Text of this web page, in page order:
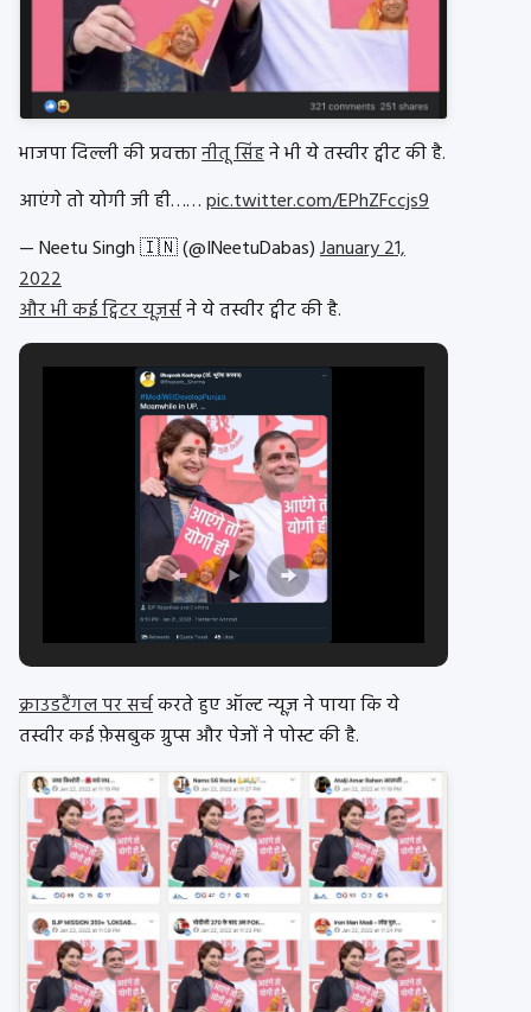
भाजपा दिल्ली की प्रवक्तानीतू सिंहने भी ये तस्वीर ट्वीट की है.
आएंगे तो योगी जी ही……pic.twitter.com/EPhZFccjs9
— Neetu Singh 🇮🇳 (@INeetuDabas)January 21,
2022
और भी कई ट्विटर यूज़र्सने ये तस्वीर ट्वीट की है.
क्राउडटैंगल पर सर्चकरते हुए ऑल्ट न्यूज़ ने पाया कि ये
तस्वीर कई फ़ेसबुक ग्रुप्स और पेजों ने पोस्ट की है.